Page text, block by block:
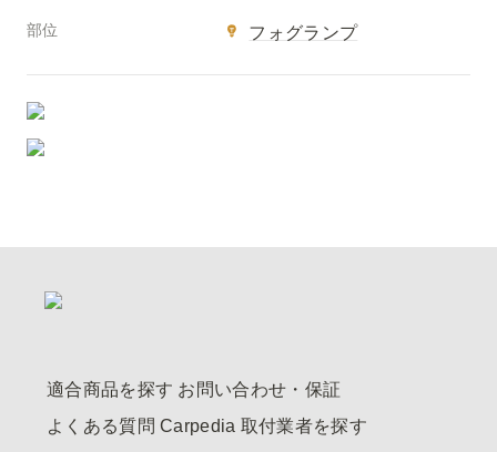
部位 フォグランプ
適合商品を探す お問い合わせ・保証
よくある質問 Carpedia 取付業者を探す